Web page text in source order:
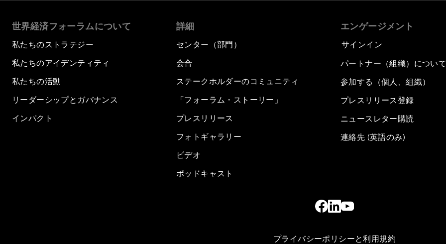
世界経済フォーラムについて
私たちのストラテジー
私たちのアイデンティティ
私たちの活動
リーダーシップとガバナンス
インパクト
詳細
センター（部門）
会合
ステークホルダーのコミュニティ
「フォーラム・ストーリー」
プレスリリース
フォトギャラリー
ビデオ
ポッドキャスト
エンゲージメント
サインイン
パートナー（組織）について
参加する（個人、組織）
プレスリリース登録
ニュースレター購読
連絡先 (英語のみ)
プライバシーポリシーと利用規約